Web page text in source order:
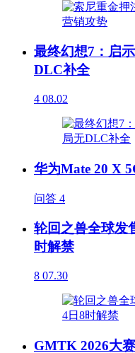
最终幻想7：启
DLC补全
4 08.02
华为Mate 20 X
问答 4
轮回之兽全球发
时解禁
8 07.30
GMTK 2026大